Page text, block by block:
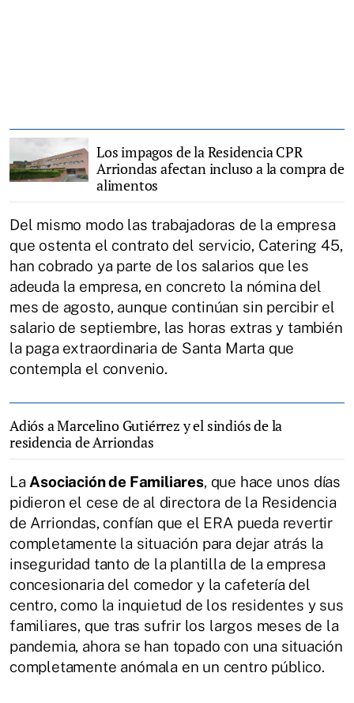
Los impagos de la Residencia CPR
Arriondas afectan incluso a la compra de
alimentos
Del mismo modo las trabajadoras de la empresa
que ostenta el contrato del servicio, Catering 45,
han cobrado ya parte de los salarios que les
adeuda la empresa, en concreto la nómina del
mes de agosto, aunque continúan sin percibir el
salario de septiembre, las horas extras y también
la paga extraordinaria de Santa Marta que
contempla el convenio.
Adiós a Marcelino Gutiérrez y el sindiós de la
residencia de Arriondas
La Asociación de Familiares, que hace unos días
pidieron el cese de al directora de la Residencia
de Arriondas, confían que el ERA pueda revertir
completamente la situación para dejar atrás la
inseguridad tanto de la plantilla de la empresa
concesionaria del comedor y la cafetería del
centro, como la inquietud de los residentes y sus
familiares, que tras sufrir los largos meses de la
pandemia, ahora se han topado con una situación
completamente anómala en un centro público.